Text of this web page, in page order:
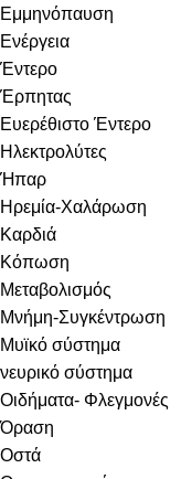
Εμμηνόπαυση
Ενέργεια
Έντερο
Έρπητας
Ευερέθιστο Έντερο
Ηλεκτρολύτες
Ήπαρ
Ηρεμία-Χαλάρωση
Καρδιά
Κόπωση
Μεταβολισμός
Μνήμη-Συγκέντρωση
Μυϊκό σύστημα
νευρικό σύστημα
Οιδήματα- Φλεγμονές
Όραση
Οστά